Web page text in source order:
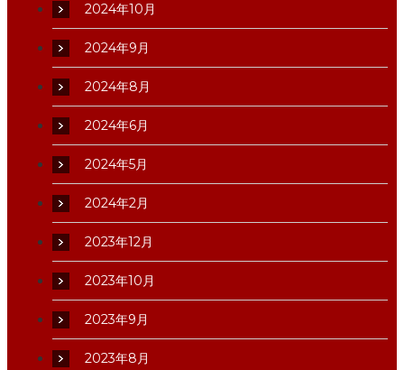
2024年10月
2024年9月
2024年8月
2024年6月
2024年5月
2024年2月
2023年12月
2023年10月
2023年9月
2023年8月